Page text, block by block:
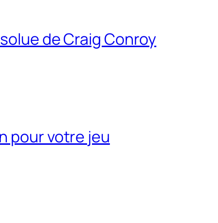
de Craig Conroy
pour votre jeu